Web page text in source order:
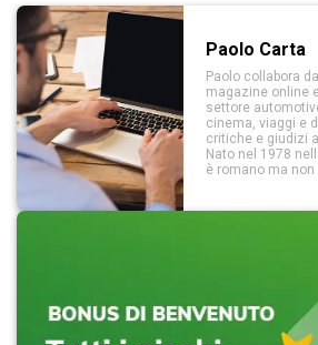
Paolo Carta
Paolo collabora
magazine online
settore
cinema, viaggi e
critiche e giudizi
Nato nel 1978
è romano ma non